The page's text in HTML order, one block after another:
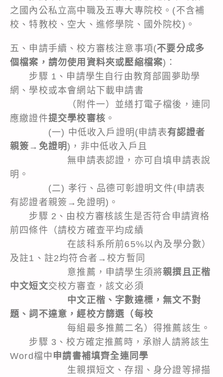
之國內公私立高中職及五專大專院校。(不含補
校、特教校、空大、進修學院、國外院校)。
五、申請手續、校方審核注意事項(不要分成多
個檔案，請勿使用資料夾或壓縮檔案)：
步驟 1、申請學生自行由教育部圓夢助學
網、學校或本會網站下載申請書
（ 附件一）並繕打電子檔後，連同
應繳證件提交學校審核 。
(一) 中低收入戶證明(申請表有認證者
親簽→免證明)，非中低收入戶且
無申請表認證，亦可自填申請表說
明。
(二) 孝行、品德可彰證明文件(申請表
有認證者親簽→免證明)。
步驟 2、由校方審核該生是否符合申請資格
前四條件（請校方確查平均成績
在該科系所前65%以內及學分數）
及註1、註2均符合者→校方暫同
意推薦，申請學生須將親撰且正楷
中文短文交校方審查，該文必須
中文正楷、字數達標，無文不對
題、 詞不達意 ，經校方篩選（每校
每組最多推薦二名）得推薦該生。
步驟 3、校方確定推薦時，承辦人請將該生
Word檔中 申請書補填齊全連同學
生親撰短文、存摺、身分證等掃描